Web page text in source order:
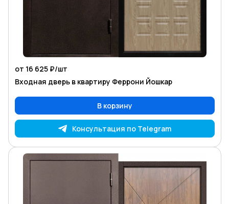
от 16 625 ₽/шт
Входная дверь в квартиру Феррони Йошкар
В корзину
Консультация по Telegram